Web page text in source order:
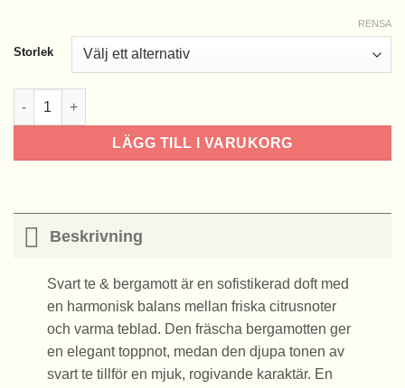
Storlek
RENSA
Svart te & Bergamott doftolja mängd
LÄGG TILL I VARUKORG
Beskrivning
Svart te & bergamott är en sofistikerad doft med
en harmonisk balans mellan friska citrusnoter
och varma teblad. Den fräscha bergamotten ger
en elegant toppnot, medan den djupa tonen av
svart te tillför en mjuk, rogivande karaktär. En